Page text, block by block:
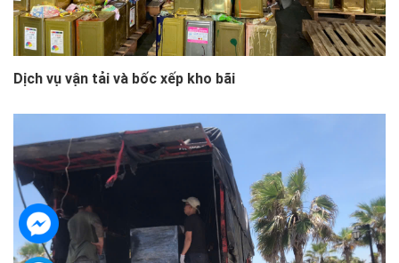
Dịch vụ vận tải và bốc xếp kho bãi